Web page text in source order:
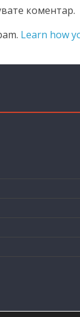
коментар.
Learn how